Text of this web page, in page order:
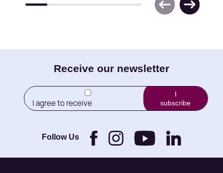
Receive our newsletter
(Required)
I agree to receive
newletters from Little
Foundation.
I
subscribe
Follow Us